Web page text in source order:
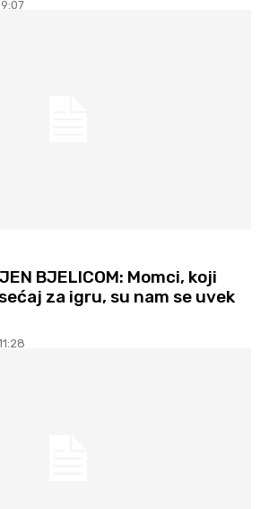
BJELICOM: Momci, koji
za igru, su nam se uvek